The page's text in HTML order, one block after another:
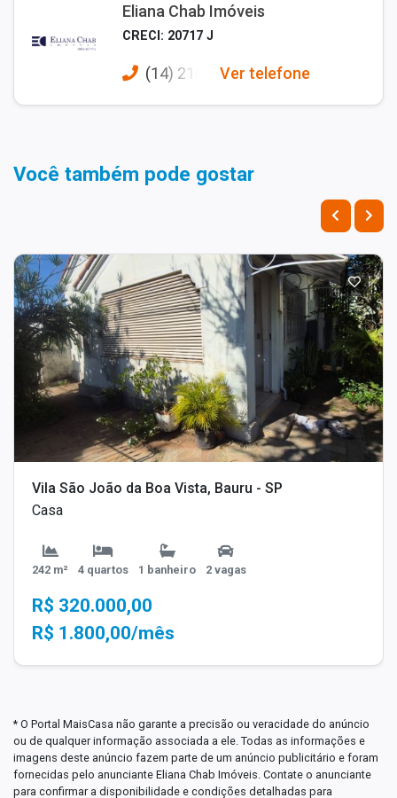
Eliana Chab Imóveis
CRECI: 20717 J
(14) 210 Ver telefone
Você também pode gostar
Vila São João da Boa Vista, Bauru - SP
Casa
242 m² 4 quartos 1 banheiro 2 vagas
R$ 320.000,00
R$ 1.800,00/mês
* O Portal MaisCasa não garante a precisão ou veracidade do anúncio
ou de qualquer informação associada a ele. Todas as informações e
imagens deste anúncio fazem parte de um anúncio publicitário e foram
fornecidas pelo anunciante Eliana Chab Imóveis. Contate o anunciante
para confirmar a disponibilidade e condições detalhadas para